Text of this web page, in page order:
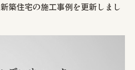
築住宅の施工事例を更新しまし